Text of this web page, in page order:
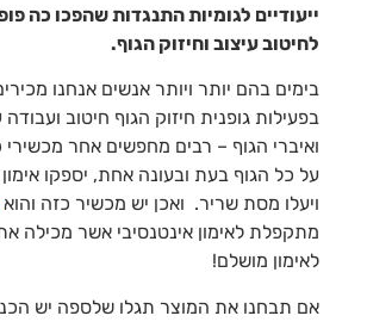
ייעודיים לגומיות התנגדות שהפכו כה
לחיטוב עיצוב וחיזוק הגוף.
בימים בהם יותר ויותר אנשים אנחנו
בפעילות גופנית חיזוק הגוף חיטוב
ואיברי הגוף – רבים מחפשים אחר מכשירי
על כל הגוף בעת ובעונה אחת, יספקו אימון
ויעלו מסת שריר. ואכן יש מכשיר כזה והוא
מתקפלת לאימון אינטנסיבי אשר מכילה
לאימון מושלם!
אם תבחנו את המוצר תגלו שלספה יש